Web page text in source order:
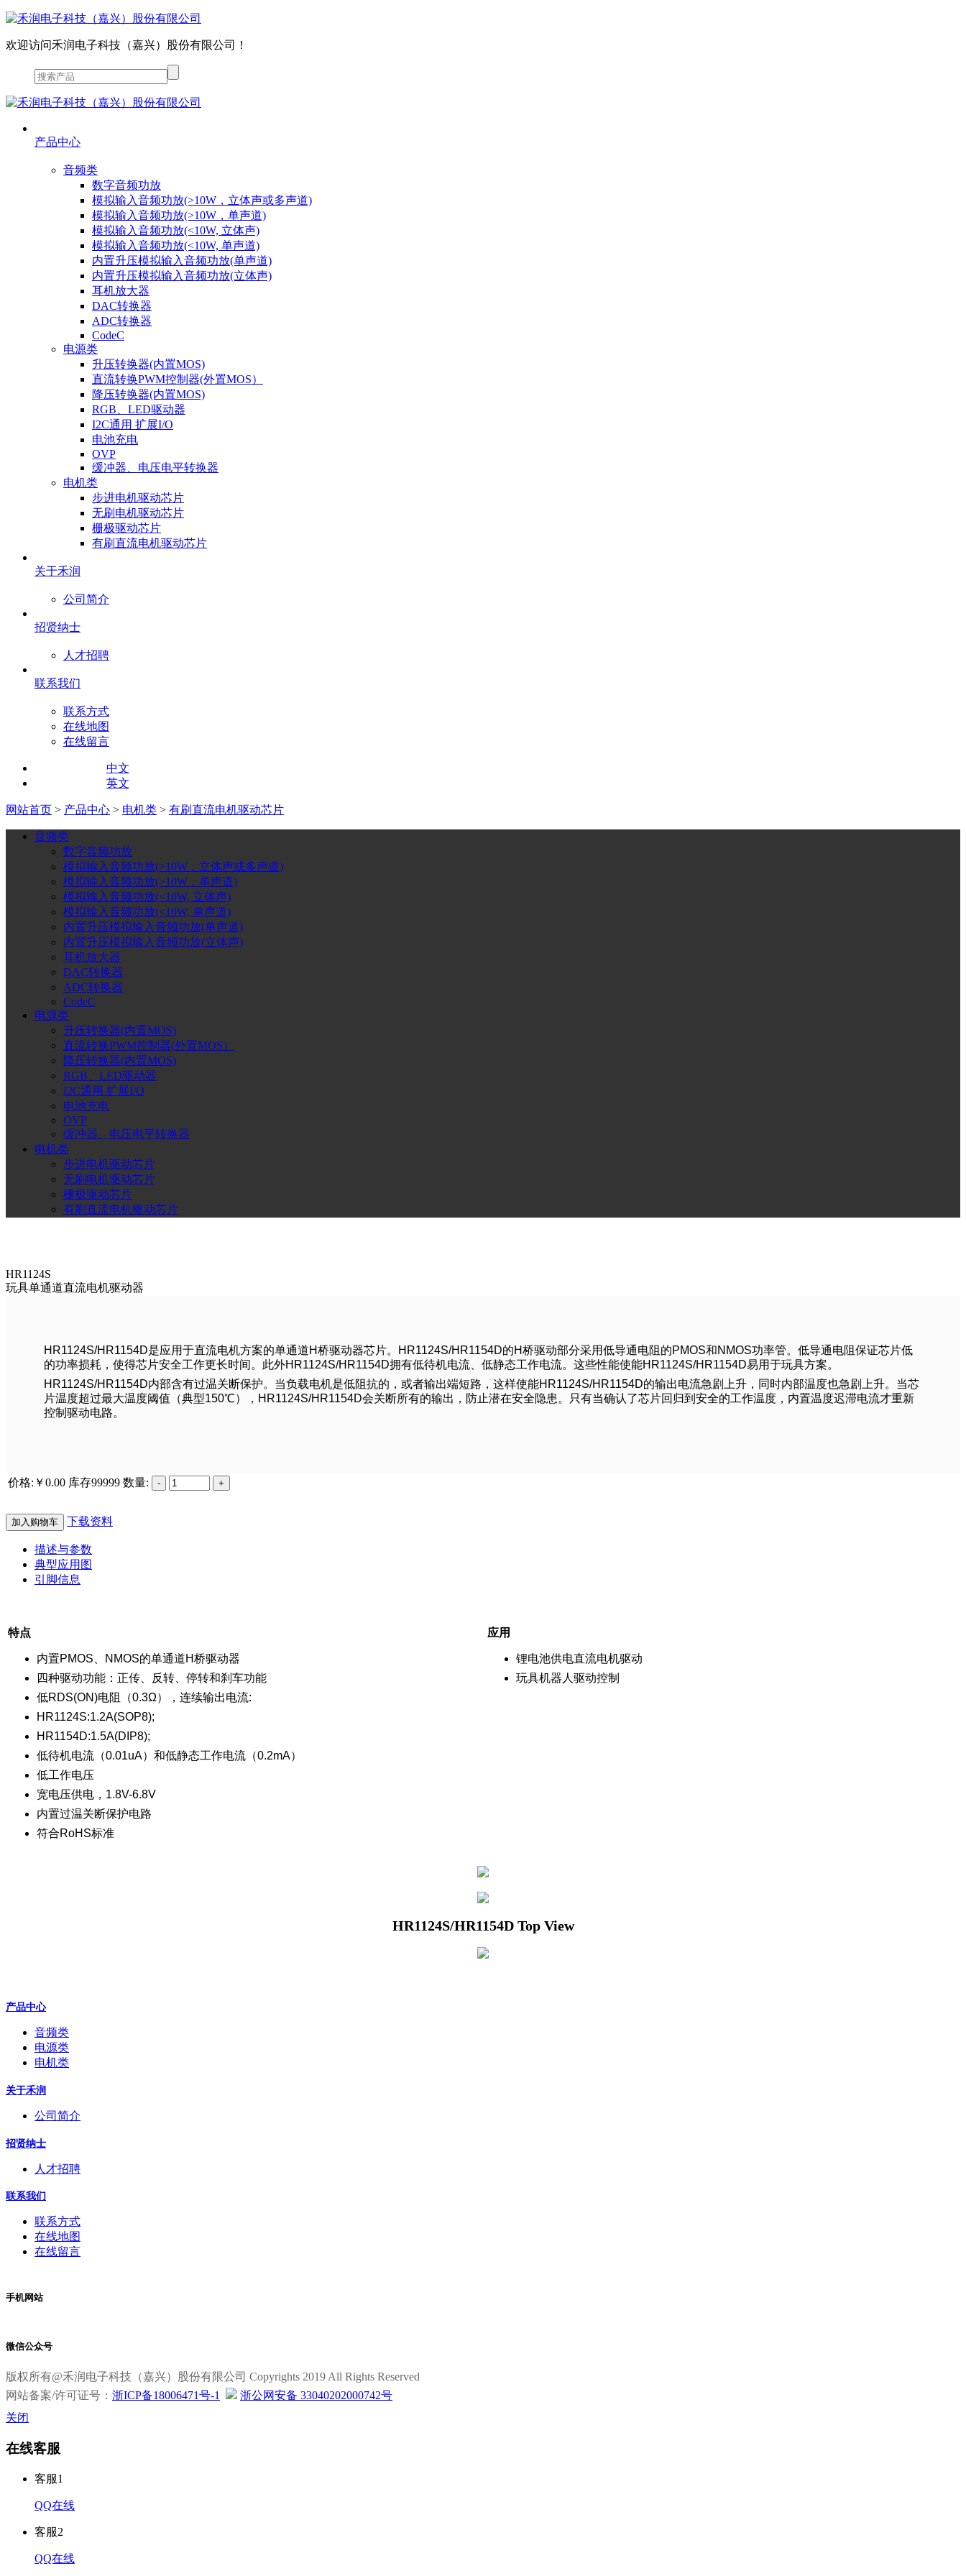
欢迎访问禾润电子科技（嘉兴）股份有限公司！
产品中心
音频类
数字音频功放
模拟输入音频功放(>10W，立体声或多声道)
模拟输入音频功放(>10W，单声道)
模拟输入音频功放(<10W, 立体声)
模拟输入音频功放(<10W, 单声道)
内置升压模拟输入音频功放(单声道)
内置升压模拟输入音频功放(立体声)
耳机放大器
DAC转换器
ADC转换器
CodeC
电源类
升压转换器(内置MOS)
直流转换PWM控制器(外置MOS）
降压转换器(内置MOS)
RGB、LED驱动器
I2C通用 扩展I/O
电池充电
OVP
缓冲器、电压电平转换器
电机类
步进电机驱动芯片
无刷电机驱动芯片
栅极驱动芯片
有刷直流电机驱动芯片
关于禾润
公司简介
招贤纳士
人才招聘
联系我们
联系方式
在线地图
在线留言
中文
英文
网站首页 > 产品中心 > 电机类 > 有刷直流电机驱动芯片
音频类
数字音频功放
模拟输入音频功放(>10W，立体声或多声道)
模拟输入音频功放(>10W，单声道)
模拟输入音频功放(<10W, 立体声)
模拟输入音频功放(<10W, 单声道)
内置升压模拟输入音频功放(单声道)
内置升压模拟输入音频功放(立体声)
耳机放大器
DAC转换器
ADC转换器
CodeC
电源类
升压转换器(内置MOS)
直流转换PWM控制器(外置MOS）
降压转换器(内置MOS)
RGB、LED驱动器
I2C通用 扩展I/O
电池充电
OVP
缓冲器、电压电平转换器
电机类
步进电机驱动芯片
无刷电机驱动芯片
栅极驱动芯片
有刷直流电机驱动芯片
HR1124S
玩具单通道直流电机驱动器
HR1124S/HR1154D是应用于直流电机方案的单通道H桥驱动器芯片。HR1124S/HR1154D的H桥驱动部分采用低导通电阻的PMOS和NMOS功率管。低导通电阻保证芯片低
的功率损耗，使得芯片安全工作更长时间。此外HR1124S/HR1154D拥有低待机电流、低静态工作电流。这些性能使能HR1124S/HR1154D易用于玩具方案。
HR1124S/HR1154D内部含有过温关断保护。当负载电机是低阻抗的，或者输出端短路，这样使能HR1124S/HR1154D的输出电流急剧上升，同时内部温度也急剧上升。当芯
片温度超过最大温度阈值（典型150℃），HR1124S/HR1154D会关断所有的输出，防止潜在安全隐患。只有当确认了芯片回归到安全的工作温度，内置温度迟滞电流才重新
控制驱动电路。
价格:￥0.00 库存99999 数量:
加入购物车 下载资料
描述与参数
典型应用图
引脚信息
特点
内置PMOS、NMOS的单通道H桥驱动器
四种驱动功能：正传、反转、停转和刹车功能
低RDS(ON)电阻（0.3Ω），连续输出电流:
HR1124S:1.2A(SOP8);
HR1154D:1.5A(DIP8);
低待机电流（0.01uA）和低静态工作电流（0.2mA）
低工作电压
宽电压供电，1.8V-6.8V
内置过温关断保护电路
符合RoHS标准
应用
锂电池供电直流电机驱动
玩具机器人驱动控制
HR1124S/HR1154D Top View
产品中心
音频类
电源类
电机类
关于禾润
公司简介
招贤纳士
人才招聘
联系我们
联系方式
在线地图
在线留言
手机网站
微信公众号
版权所有@禾润电子科技（嘉兴）股份有限公司 Copyrights 2019 All Rights Reserved
网站备案/许可证号： 浙ICP备18006471号-1
浙公网安备 33040202000742号
关闭
在线客服
客服1
QQ在线
客服2
QQ在线